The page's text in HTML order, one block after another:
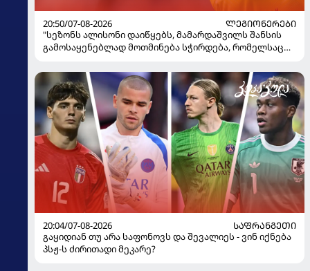
20:50/07-08-2026
ᲚᲔᲒᲘᲝᲜᲔᲠᲔᲑᲘ
"სეზონს ალისონი დაიწყებს, მამარდაშვილს შანსის
გამოსაყენებლად მოთმინება სჭირდება, რომელსაც
ყოფილმა მეკარემ
20:04/07-08-2026
ᲡᲐᲤᲠᲐᲜᲒᲔᲗᲘ
გაყიდიან თუ არა საფონოვს და შევალიეს - ვინ იქნება
პსჟ-ს ძირითადი მეკარე?